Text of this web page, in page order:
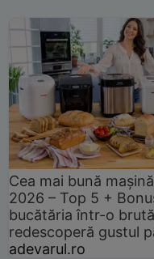
Cea mai bună
2026 – Top 5 +
bucătăria într-o
redescoperă gustul
adevarul.ro